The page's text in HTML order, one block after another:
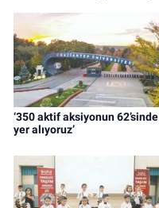
‘350 aktif aksiyonun 62’sinde
yer alıyoruz’